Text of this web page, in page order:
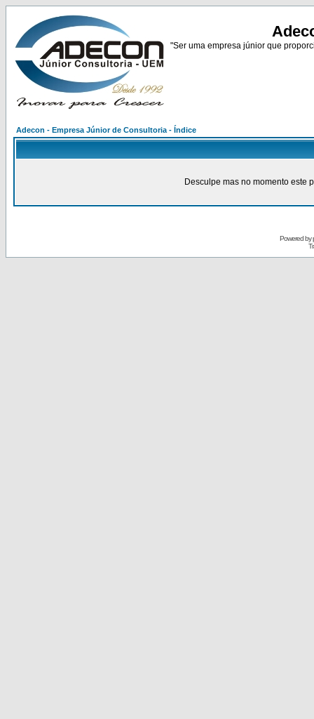
"Ser uma empresa júnior que
Adecon - Empresa Júnior de Consultoria - Índice
Desculpe mas no momento este
Powered by